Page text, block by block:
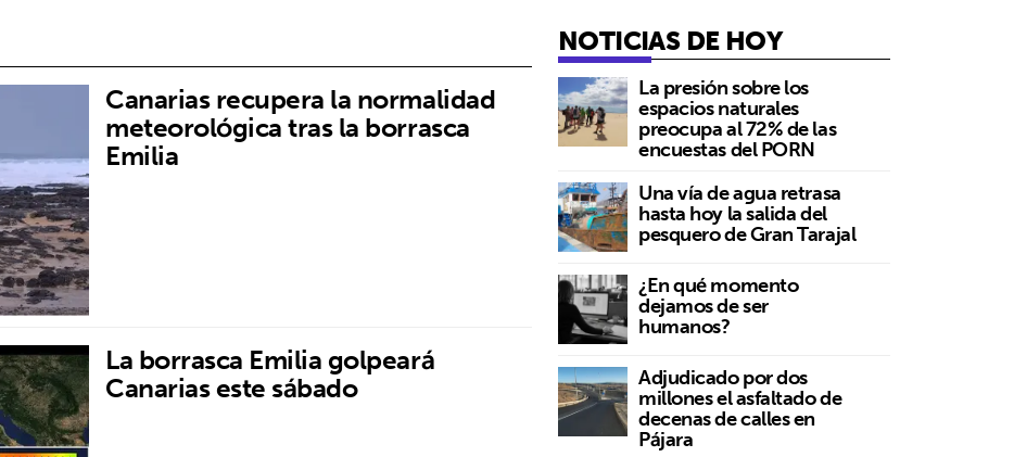
Canarias recupera la normalidad
meteorológica tras la borrasca
Emilia
La borrasca Emilia golpeará
Canarias este sábado
NOTICIAS DE HOY
La presión sobre los
espacios naturales
preocupa al 72% de las
encuestas del PORN
Una vía de agua retrasa
hasta hoy la salida del
pesquero de Gran Tarajal
¿En qué momento
dejamos de ser
humanos?
Adjudicado por dos
millones el asfaltado de
decenas de calles en
Pájara